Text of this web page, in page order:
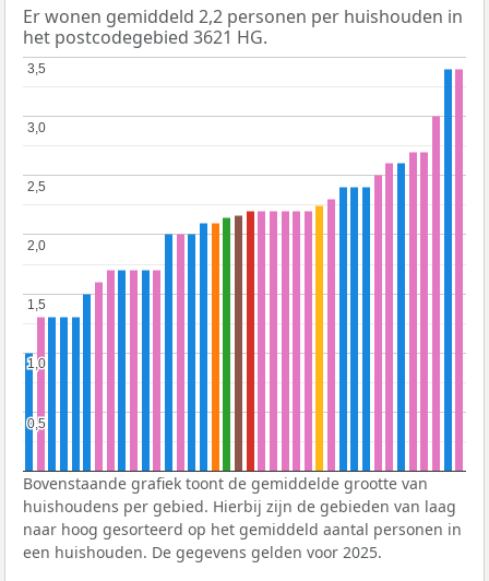
Er wonen gemiddeld 2,2 personen per huishouden in
het postcodegebied 3621 HG.
0,5
0,5
1,0
1,0
1,5
1,5
2,0
2,0
2,5
2,5
3,0
3,0
3,5
3,5
Bovenstaande grafiek toont de gemiddelde grootte van
huishoudens per gebied. Hierbij zijn de gebieden van laag
naar hoog gesorteerd op het gemiddeld aantal personen in
een huishouden. De gegevens gelden voor 2025.